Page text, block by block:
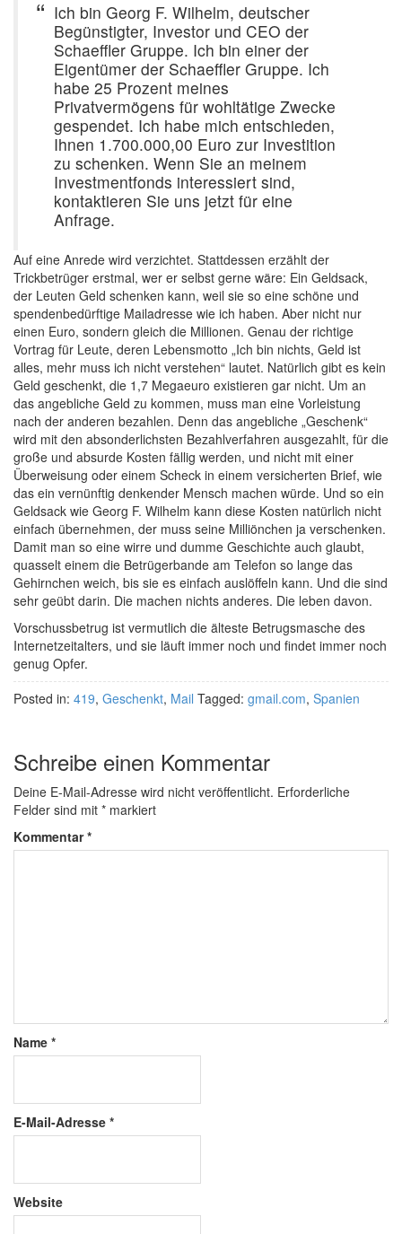
Ich bin Georg F. Wilhelm, deutscher
Begünstigter, Investor und CEO der
Schaeffler Gruppe. Ich bin einer der
Eigentümer der Schaeffler Gruppe. Ich
habe 25 Prozent meines
Privatvermögens für wohltätige Zwecke
gespendet. Ich habe mich entschieden,
Ihnen 1.700.000,00 Euro zur Investition
zu schenken. Wenn Sie an meinem
Investmentfonds interessiert sind,
kontaktieren Sie uns jetzt für eine
Anfrage.
Auf eine Anrede wird verzichtet. Stattdessen erzählt der
Trickbetrüger erstmal, wer er selbst gerne wäre: Ein Geldsack,
der Leuten Geld schenken kann, weil sie so eine schöne und
spendenbedürftige Mailadresse wie ich haben. Aber nicht nur
einen Euro, sondern gleich die Millionen. Genau der richtige
Vortrag für Leute, deren Lebensmotto „Ich bin nichts, Geld ist
alles, mehr muss ich nicht verstehen“ lautet. Natürlich gibt es kein
Geld geschenkt, die 1,7 Megaeuro existieren gar nicht. Um an
das angebliche Geld zu kommen, muss man eine Vorleistung
nach der anderen bezahlen. Denn das angebliche „Geschenk“
wird mit den absonderlichsten Bezahlverfahren ausgezahlt, für die
große und absurde Kosten fällig werden, und nicht mit einer
Überweisung oder einem Scheck in einem versicherten Brief, wie
das ein vernünftig denkender Mensch machen würde. Und so ein
Geldsack wie Georg F. Wilhelm kann diese Kosten natürlich nicht
einfach übernehmen, der muss seine Milliönchen ja verschenken.
Damit man so eine wirre und dumme Geschichte auch glaubt,
quasselt einem die Betrügerbande am Telefon so lange das
Gehirnchen weich, bis sie es einfach auslöffeln kann. Und die sind
sehr geübt darin. Die machen nichts anderes. Die leben davon.
Vorschussbetrug ist vermutlich die älteste Betrugsmasche des
Internetzeitalters, und sie läuft immer noch und findet immer noch
genug Opfer.
Posted in: 419, Geschenkt, Mail Tagged: gmail.com, Spanien
Schreibe einen Kommentar
Deine E-Mail-Adresse wird nicht veröffentlicht. Erforderliche
Felder sind mit * markiert
Kommentar*
Name *
E-Mail-Adresse *
Website